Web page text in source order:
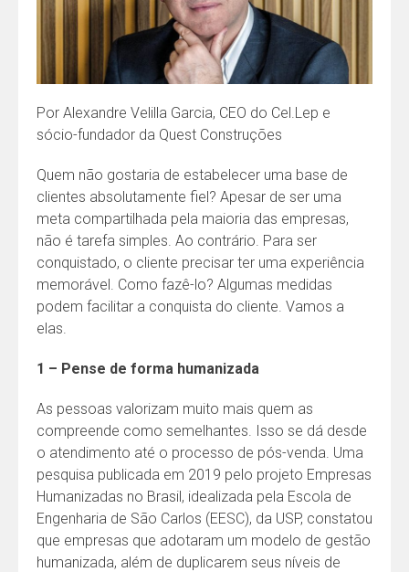
Por Alexandre Velilla Garcia, CEO do Cel.Lep e
sócio-fundador da Quest Construções
Quem não gostaria de estabelecer uma base de
clientes absolutamente fiel? Apesar de ser uma
meta compartilhada pela maioria das empresas,
não é tarefa simples. Ao contrário. Para ser
conquistado, o cliente precisar ter uma experiência
memorável. Como fazê-lo? Algumas medidas
podem facilitar a conquista do cliente. Vamos a
elas.
1 – Pense de forma humanizada
As pessoas valorizam muito mais quem as
compreende como semelhantes. Isso se dá desde
o atendimento até o processo de pós-venda. Uma
pesquisa publicada em 2019 pelo projeto Empresas
Humanizadas no Brasil, idealizada pela Escola de
Engenharia de São Carlos (EESC), da USP, constatou
que empresas que adotaram um modelo de gestão
humanizada, além de duplicarem seus níveis de